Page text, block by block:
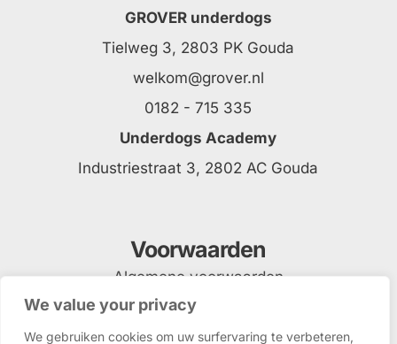
We value your privacy
We gebruiken cookies om uw surfervaring te verbeteren,
GROVER underdogs
Tielweg 3, 2803 PK Gouda
welkom@grover.nl
0182 - 715 335
Underdogs Academy
Industriestraat 3, 2802 AC Gouda
Voorwaarden
Algemene voorwaarden
Privacyverklaring